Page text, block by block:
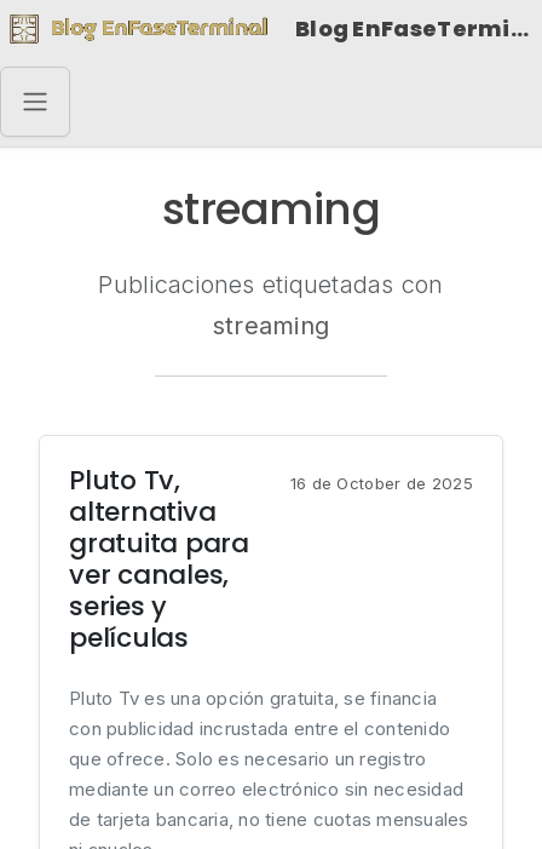
Blog EnFaseTerminal
streaming
Publicaciones etiquetadas con
streaming
Pluto Tv,
alternativa
gratuita para
ver canales,
series y
películas
16 de October de 2025
Pluto Tv es una opción gratuita, se financia
con publicidad incrustada entre el contenido
que ofrece. Solo es necesario un registro
mediante un correo electrónico sin necesidad
de tarjeta bancaria, no tiene cuotas mensuales